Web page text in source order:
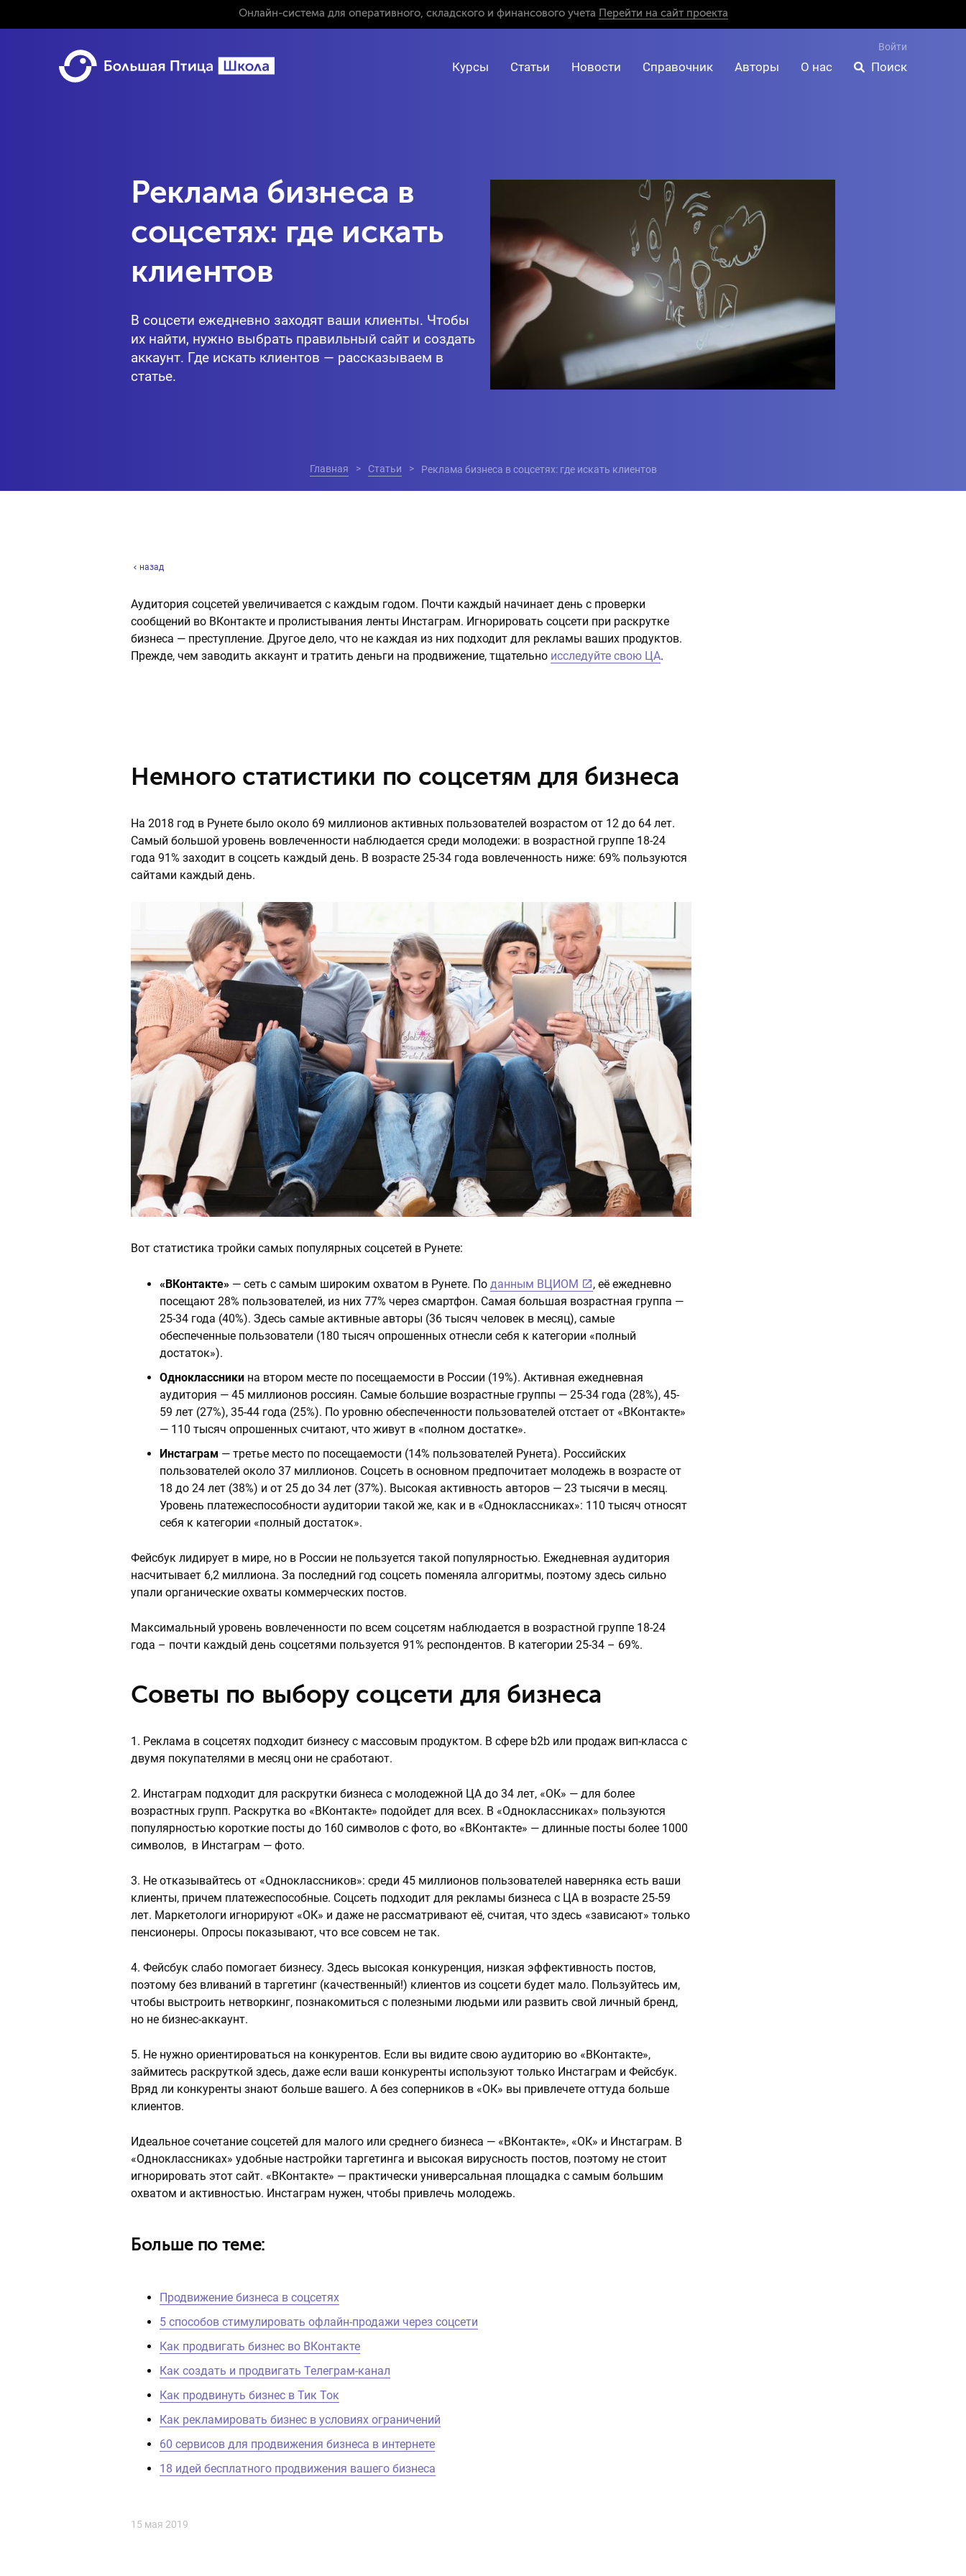
Онлайн-система для оперативного, складского и финансового учета Перейти на сайт проекта
Войти
Курсы Статьи Новости Справочник Авторы О нас Поиск
Реклама бизнеса в
соцсетях: где искать
клиентов
В соцсети ежедневно заходят ваши клиенты. Чтобы
их найти, нужно выбрать правильный сайт и создать
аккаунт. Где искать клиентов — рассказываем в
статье.
Главная Статьи Реклама бизнеса в соцсетях: где искать клиентов
назад
Аудитория соцсетей увеличивается с каждым годом. Почти каждый начинает день с проверки
сообщений во ВКонтакте и пролистывания ленты Инстаграм. Игнорировать соцсети при раскрутке
бизнеса — преступление. Другое дело, что не каждая из них подходит для рекламы ваших продуктов.
Прежде, чем заводить аккаунт и тратить деньги на продвижение, тщательно исследуйте свою ЦА.
Немного статистики по соцсетям для бизнеса
На 2018 год в Рунете было около 69 миллионов активных пользователей возрастом от 12 до 64 лет.
Самый большой уровень вовлеченности наблюдается среди молодежи: в возрастной группе 18-24
года 91% заходит в соцсеть каждый день. В возрасте 25-34 года вовлеченность ниже: 69% пользуются
сайтами каждый день.
Вот статистика тройки самых популярных соцсетей в Рунете:
«ВКонтакте» — сеть с самым широким охватом в Рунете. По данным ВЦИОМ
, её ежедневно
посещают 28% пользователей, из них 77% через смартфон. Самая большая возрастная группа —
25-34 года (40%). Здесь самые активные авторы (36 тысяч человек в месяц), самые
обеспеченные пользователи (180 тысяч опрошенных отнесли себя к категории «полный
достаток»).
Одноклассники на втором месте по посещаемости в России (19%). Активная ежедневная
аудитория — 45 миллионов россиян. Самые большие возрастные группы — 25-34 года (28%), 45-
59 лет (27%), 35-44 года (25%). По уровню обеспеченности пользователей отстает от «ВКонтакте»
— 110 тысяч опрошенных считают, что живут в «полном достатке».
Инстаграм — третье место по посещаемости (14% пользователей Рунета). Российских
пользователей около 37 миллионов. Соцсеть в основном предпочитает молодежь в возрасте от
18 до 24 лет (38%) и от 25 до 34 лет (37%). Высокая активность авторов — 23 тысячи в месяц.
Уровень платежеспособности аудитории такой же, как и в «Одноклассниках»: 110 тысяч относят
себя к категории «полный достаток».
Фейсбук лидирует в мире, но в России не пользуется такой популярностью. Ежедневная аудитория
насчитывает 6,2 миллиона. За последний год соцсеть поменяла алгоритмы, поэтому здесь сильно
упали органические охваты коммерческих постов.
Максимальный уровень вовлеченности по всем соцсетям наблюдается в возрастной группе 18-24
года – почти каждый день соцсетями пользуется 91% респондентов. В категории 25-34 – 69%.
Советы по выбору соцсети для бизнеса
1. Реклама в соцсетях подходит бизнесу с массовым продуктом. В сфере b2b или продаж вип-класса с
двумя покупателями в месяц они не сработают.
2. Инстаграм подходит для раскрутки бизнеса с молодежной ЦА до 34 лет, «ОК» — для более
возрастных групп. Раскрутка во «ВКонтакте» подойдет для всех. В «Одноклассниках» пользуются
популярностью короткие посты до 160 символов с фото, во «ВКонтакте» — длинные посты более 1000
символов, в Инстаграм — фото.
3. Не отказывайтесь от «Одноклассников»: среди 45 миллионов пользователей наверняка есть ваши
клиенты, причем платежеспособные. Соцсеть подходит для рекламы бизнеса с ЦА в возрасте 25-59
лет. Маркетологи игнорируют «ОК» и даже не рассматривают её, считая, что здесь «зависают» только
пенсионеры. Опросы показывают, что все совсем не так.
4. Фейсбук слабо помогает бизнесу. Здесь высокая конкуренция, низкая эффективность постов,
поэтому без вливаний в таргетинг (качественный!) клиентов из соцсети будет мало. Пользуйтесь им,
чтобы выстроить нетворкинг, познакомиться с полезными людьми или развить свой личный бренд,
но не бизнес-аккаунт.
5. Не нужно ориентироваться на конкурентов. Если вы видите свою аудиторию во «ВКонтакте»,
займитесь раскруткой здесь, даже если ваши конкуренты используют только Инстаграм и Фейсбук.
Вряд ли конкуренты знают больше вашего. А без соперников в «ОК» вы привлечете оттуда больше
клиентов.
Идеальное сочетание соцсетей для малого или среднего бизнеса — «ВКонтакте», «ОК» и Инстаграм. В
«Одноклассниках» удобные настройки таргетинга и высокая вирусность постов, поэтому не стоит
игнорировать этот сайт. «ВКонтакте» — практически универсальная площадка с самым большим
охватом и активностью. Инстаграм нужен, чтобы привлечь молодежь.
Больше по теме:
Продвижение бизнеса в соцсетях
5 способов стимулировать офлайн-продажи через соцсети
Как продвигать бизнес во ВКонтакте
Как создать и продвигать Телеграм-канал
Как продвинуть бизнес в Тик Ток
Как рекламировать бизнес в условиях ограничений
60 сервисов для продвижения бизнеса в интернете
18 идей бесплатного продвижения вашего бизнеса
15 мая 2019